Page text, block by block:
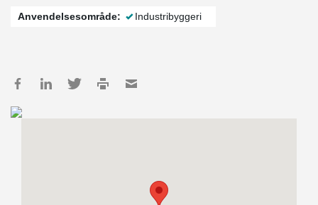
Anvendelsesområde: Industribyggeri